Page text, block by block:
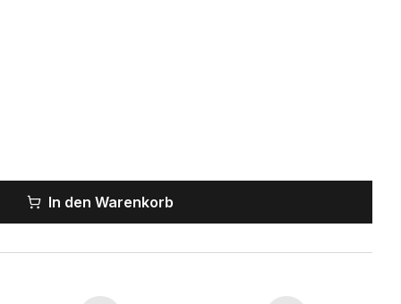
In den Warenkorb